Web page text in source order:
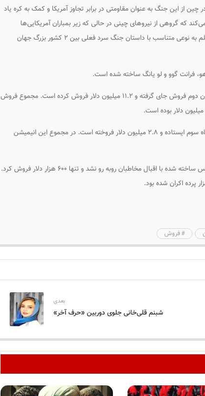
از این جنگ به عنوان مقاومتی در برابر تجاوز آمریکا و کمک به کره یاد
که گروهی از نیروهای چینی در حالی که زیر بمباران آمریکایی‌ها
هستند تلاش دارند تا یک پل را تعمیر کنند. این فیلم به نوعی متناسب با داستان جنگ سرد فعلی بین ۲ کشور بزرگ جهان
فرانت گوو و لو یانگ ساخته شده است.
فیلم دیگر میهنی «مردم من، سرزمین من» در مکان دوم فروش جای گرفته و ۱۱.۲ میلیون دلار فروش کرده است. مجموع فروش
انیمیشن «جیانگ ژیا: افسانه الوهیت» نیز در جایگاه سوم ایستاده و ۲.۸ میلیون دلار فروخته است. در مجموع این انیمیشن
انیمیشن پرهزینه «روی ماه» که با همکاری نتفلیکس ساخته شده با اقبال مخاطبان روبه رو نشد و تنها ۶۰۰ هزار دلار فروش کرد.
فروش
بعدی
شبنم قلی‌خانی جلوی دوربین «حرف آخر»